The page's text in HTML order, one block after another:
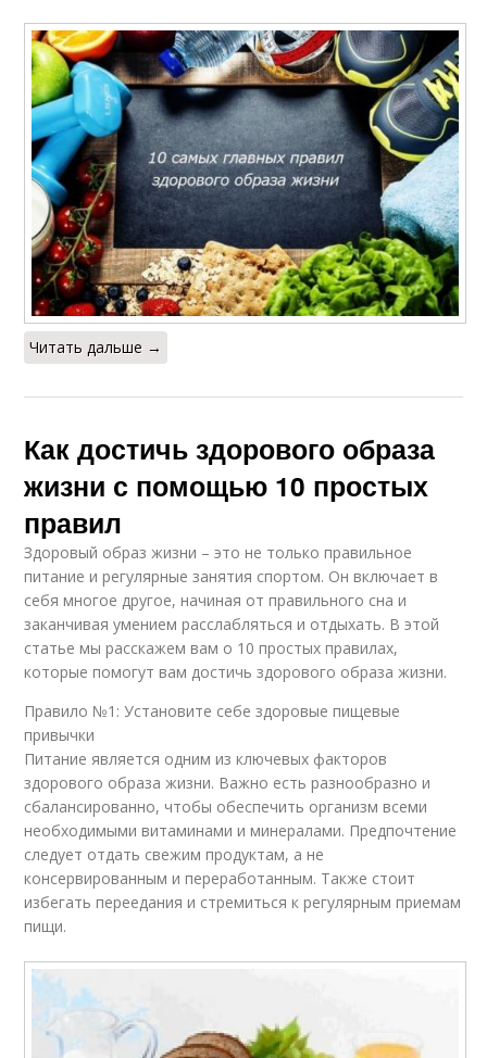
Читать дальше →
Как достичь здорового образа
жизни с помощью 10 простых
правил
Здоровый образ жизни – это не только правильное
питание и регулярные занятия спортом. Он включает в
себя многое другое, начиная от правильного сна и
заканчивая умением расслабляться и отдыхать. В этой
статье мы расскажем вам о 10 простых правилах,
которые помогут вам достичь здорового образа жизни.
Правило №1: Установите себе здоровые пищевые
привычки
Питание является одним из ключевых факторов
здорового образа жизни. Важно есть разнообразно и
сбалансированно, чтобы обеспечить организм всеми
необходимыми витаминами и минералами. Предпочтение
следует отдать свежим продуктам, а не
консервированным и переработанным. Также стоит
избегать переедания и стремиться к регулярным приемам
пищи.